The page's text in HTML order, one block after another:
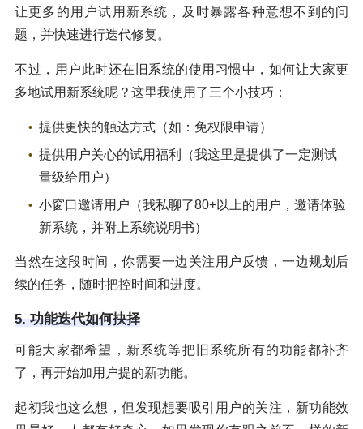
让更多的用户试用新系统，及时暴露各种意想不到的问
题，并快速进行迭代修复。
不过，用户此时还在旧系统的使用习惯中，如何让大家更
多地试用新系统呢？这里我使用了三个小技巧：
提供更快的触达方式（如：免权限申请）
提供用户关心的试用福利（我这里是提供了一定测试
量级给用户）
小窗口邀请用户（我私聊了80+以上的用户，邀请体验
新系统，并附上系统说明书）
当然在这段时间，你需要一边关注用户反馈，一边规划后
续的任务，随时把控时间和进度。
5. 功能迭代如何抉择
可能大家都希望，新系统等把旧系统所有的功能都补齐
了，再开始加用户提的新功能。
起初我也这么想，但发现想要吸引用户的关注，新功能效